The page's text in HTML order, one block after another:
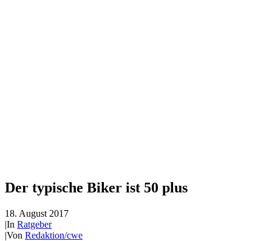
Der typische Biker ist 50 plus
18. August 2017
|In Ratgeber
|Von Redaktion/cwe